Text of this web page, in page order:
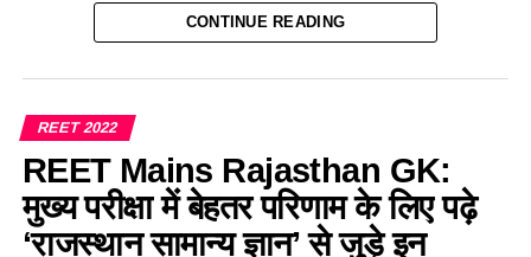
(c) परिजनों की भाषा
Ans :- (b)
Q. 14 सितंबर को प्रतिवर्ष हिन्दी दिवस मनाया जाता है क्योंकि इसी तिथि
को 1949 में हिन्दी भारत कीराजभाषा बनी जिसका उल्लेख है
(a) अनुच्छेद 21A में
(a) भीलवाड़ा
(b) जयपुर
(c) अलवर
CONTINUE READING
REET 2022
REET Mains Rajasthan GK:
मुख्य परीक्षा में बेहतर परिणाम के लिए पढ़े
‘राजस्थान सामान्य ज्ञान’ से जुड़े इन